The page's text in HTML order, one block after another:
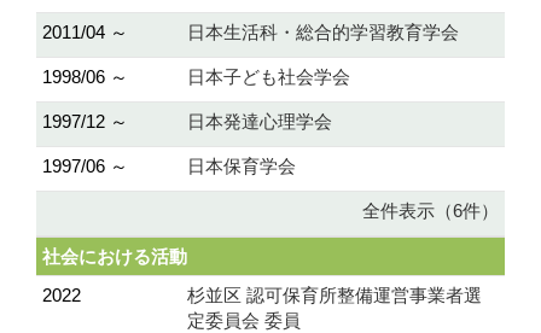
2011/04 ～ 日本生活科・総合的学習教育学会
1998/06 ～ 日本子ども社会学会
1997/12 ～ 日本発達心理学会
1997/06 ～ 日本保育学会
全件表示（6件）
社会における活動
2022
杉並区 認可保育所整備運営事業者選
定委員会 委員